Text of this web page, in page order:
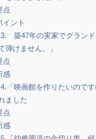
点
イント
築47年の実家でグラン
弾けません。」
点
感
「映画館を作りたいので
ました
点
感